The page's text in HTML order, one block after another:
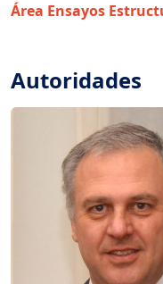
Área Ensayos
Autoridades